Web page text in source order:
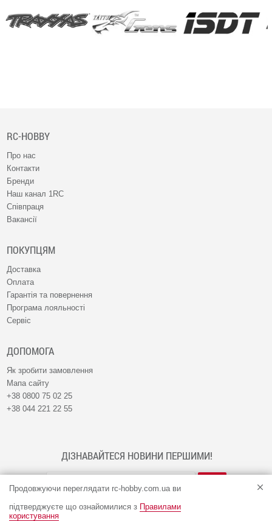
Продовжуючи переглядати rc-hobby.com.ua ви
підтверджуєте що ознайомилися з Правилами
користування
RC-HOBBY
Про нас
Контакти
Бренди
Наш канал 1RC
Співпраця
Вакансії
ПОКУПЦЯМ
Доставка
Оплата
Гарантія та повернення
Програма лояльності
Сервіс
ДОПОМОГА
Як зробити замовлення
Мапа сайту
+38 0800 75 02 25
+38 044 221 22 55
ДІЗНАВАЙТЕСЯ НОВИНИ ПЕРШИМИ!